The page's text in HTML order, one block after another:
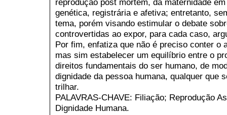
genética, registrária e afetiva; entretanto,
tema, porém visando estimular o debate
controvertidas ao expor, para cada caso,
Por fim, enfatiza que não é preciso conter o
mas sim estabelecer um equilíbrio entre o
direitos fundamentais do ser humano, de
dignidade da pessoa humana, qualquer que
trilhar.
PALAVRAS-CHAVE: Filiação; Reprodução
Dignidade Humana.